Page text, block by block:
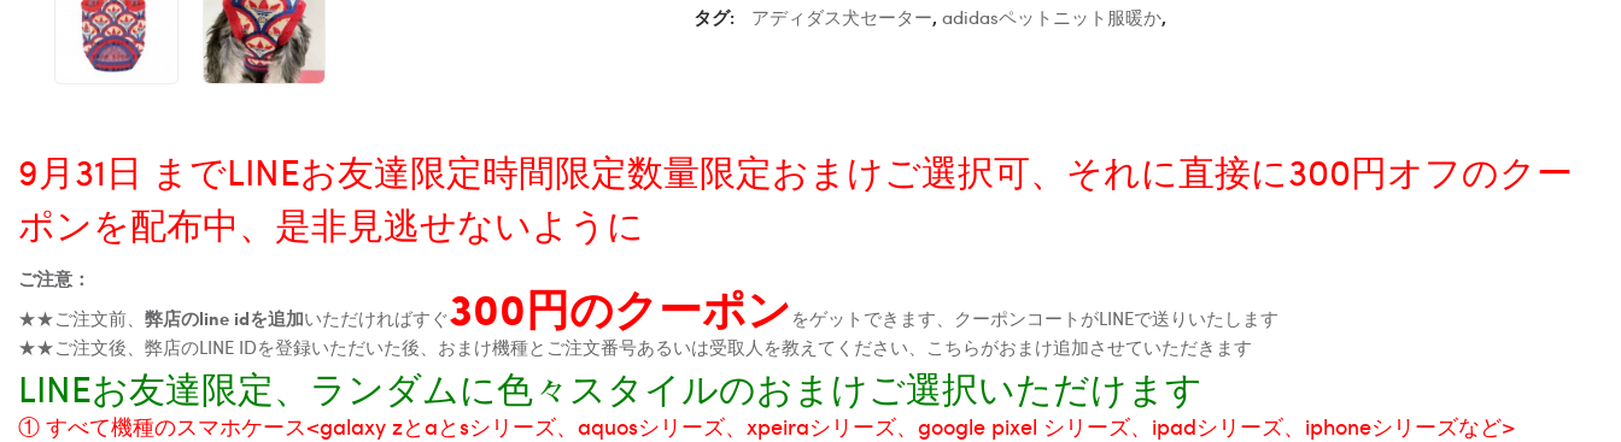
タグ: アディダス犬セーター, adidasペットニット服暖か,
9月31日 までLINEお友達限定時間限定数量限定おまけご選択可、それに直接に300円オフのクー
ポンを配布中、是非見逃せないように
ご注意：
★★ご注文前、 弊店のline idを追加いただければすぐ300円のクーポンをゲットできます、クーポンコートがLINEで送りいたします
★★ご注文後、弊店のLINE IDを登録いただいた後、おまけ機種とご注文番号あるいは受取人を教えてください、こちらがおまけ追加させていただきます
LINEお友達限定、ランダムに色々スタイルのおまけご選択いただけます
① すべて機種のスマホケース<galaxy zとaとsシリーズ、aquosシリーズ、xpeiraシリーズ、google pixel シリーズ、ipadシリーズ、iphoneシリーズなど>